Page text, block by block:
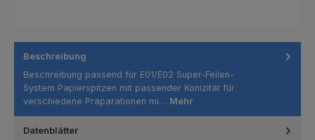
Beschreibung
Beschreibung passend für E01/E02 Super-Feilen-
System Papierspitzen mit passender Konizität für
verschiedene Präparationen mi… Mehr
Datenblätter